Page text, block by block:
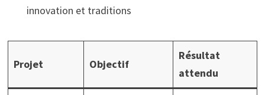
innovation et traditions
Projet Objectif
Résultat
attendu